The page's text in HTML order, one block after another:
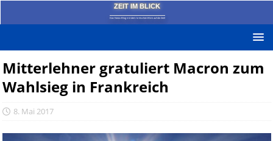
ZEIT IM BLICK
Das News-Blog mit dem kritischen Blick auf die Zeit!
Mitterlehner gratuliert Macron zum
Wahlsieg in Frankreich
8. Mai 2017